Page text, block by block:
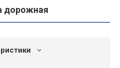
дорожная